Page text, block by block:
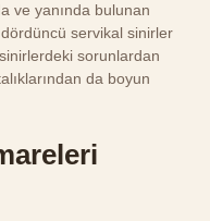
ve yanında bulunan
servikal sinirler
sorunlardan
da boyun